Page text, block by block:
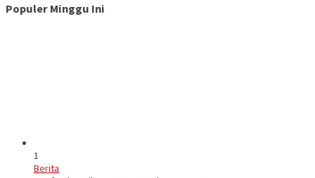
Populer Minggu Ini
1
Berita